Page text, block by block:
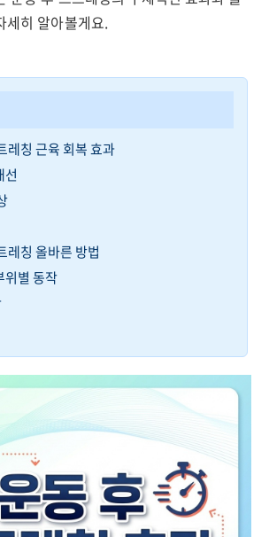
세히 알아볼게요.
레칭 근육 회복 효과
선
레칭 올바른 방법
별 동작